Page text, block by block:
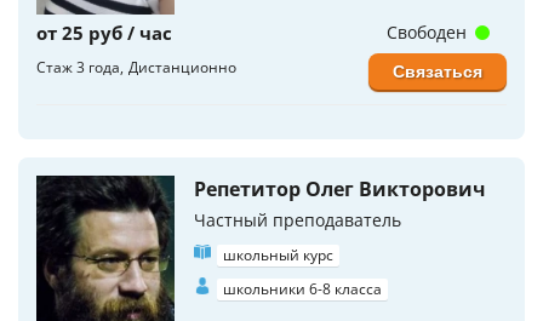
от 25 руб / час
Стаж 3 года Дистанционно
Свободен
Связаться
Репетитор Олег Викторович
Частный преподаватель
школьный курс
школьники 6-8 класса